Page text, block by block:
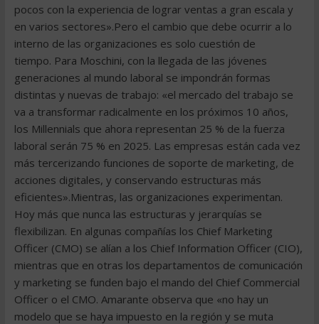
pocos con la experiencia de lograr ventas a gran escala y
en varios sectores».Pero el cambio que debe ocurrir a lo
interno de las organizaciones es solo cuestión de
tiempo. Para Moschini, con la llegada de las jóvenes
generaciones al mundo laboral se impondrán formas
distintas y nuevas de trabajo: «el mercado del trabajo se
va a transformar radicalmente en los próximos 10 años,
los Millennials que ahora representan 25 % de la fuerza
laboral serán 75 % en 2025. Las empresas están cada vez
más tercerizando funciones de soporte de marketing, de
acciones digitales, y conservando estructuras más
eficientes».Mientras, las organizaciones experimentan.
Hoy más que nunca las estructuras y jerarquías se
flexibilizan. En algunas compañías los Chief Marketing
Officer (CMO) se alían a los Chief Information Officer (CIO),
mientras que en otras los departamentos de comunicación
y marketing se funden bajo el mando del Chief Commercial
Officer o el CMO. Amarante observa que «no hay un
modelo que se haya impuesto en la región y se muta